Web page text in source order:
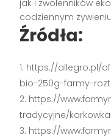
jak i zwolenników
codziennym
Źródła:
https://allegro.pl/
bio-250g-farmy-
https://
tradycyjne/
https://